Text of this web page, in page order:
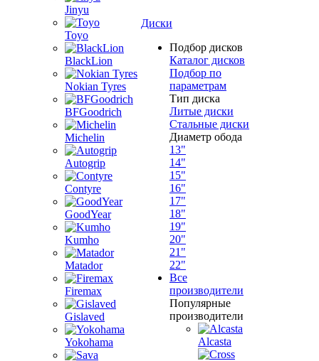
Jinyu
Toyo
BlackLion
Nokian Tyres
BFGoodrich
Michelin
Autogrip
Contyre
GoodYear
Kumho
Matador
Firemax
Gislaved
Yokohama
Диски
Подбор дисков
Каталог дисков
Подбор по
параметрам
Тип диска
Литые диски
Стальные диски
Диаметр обода
13"
14"
15"
16"
17"
18"
19"
20"
21"
22"
Все
производители
Популярные
производители
Alcasta